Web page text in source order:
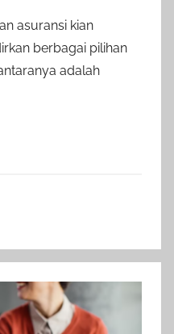
asuransi kian
berbagai pilihan
adalah